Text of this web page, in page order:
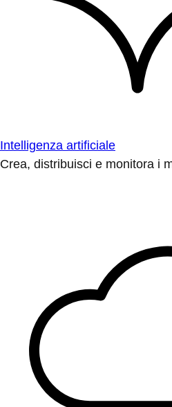
Intelligenza artificiale
Crea, distribuisci e monitora i